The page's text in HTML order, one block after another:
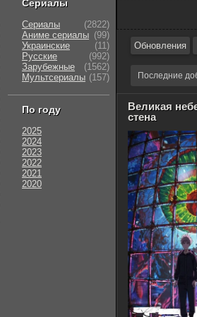
Обновления
Последние
Великая
стена
Сериалы
Сериалы
(2822)
Аниме сериалы (99)
Украинские
(11)
Русские
(992)
Зарубежные
(1562)
Мультсериалы (157)
По году
2025
2024
2023
2022
2021
2020